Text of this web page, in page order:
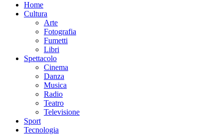
Home
Cultura
Arte
Fotografia
Fumetti
Libri
Spettacolo
Cinema
Danza
Musica
Radio
Teatro
Televisione
Sport
Tecnologia